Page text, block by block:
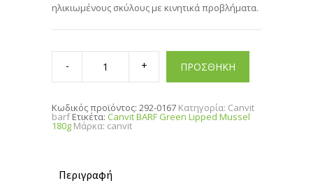
ηλικιωμένους σκύλους με κινητικά προβλήματα.
Canvit
BARF
Lipped
quantity
ΠΡΟΣΘΗΚΗ
Κωδικός προϊόντος: 292-0167 Κατηγορία: Canvit
barf Ετικέτα: Canvit BARF Green Lipped Mussel
180g Μάρκα: canvit
Περιγραφή